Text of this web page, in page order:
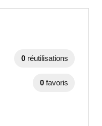
0 réutilisations
0 favoris